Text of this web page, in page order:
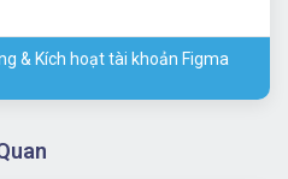
& Kích hoạt tài khoản Figma